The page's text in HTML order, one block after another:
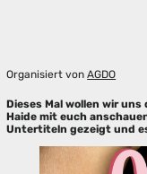
Organisiert vonAGDO
Dieses Mal wollen wir uns
Haide mit euch
Untertiteln gezeigt und